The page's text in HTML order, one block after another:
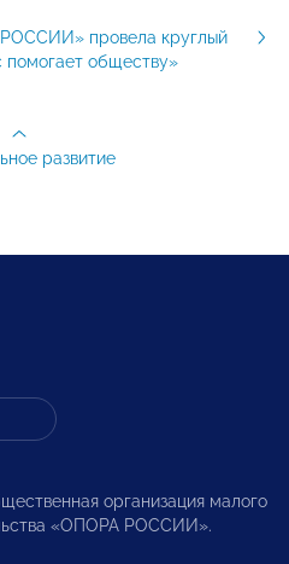
провела круглый
помогает обществу»
развитие
организация малого
«ОПОРА РОССИИ».